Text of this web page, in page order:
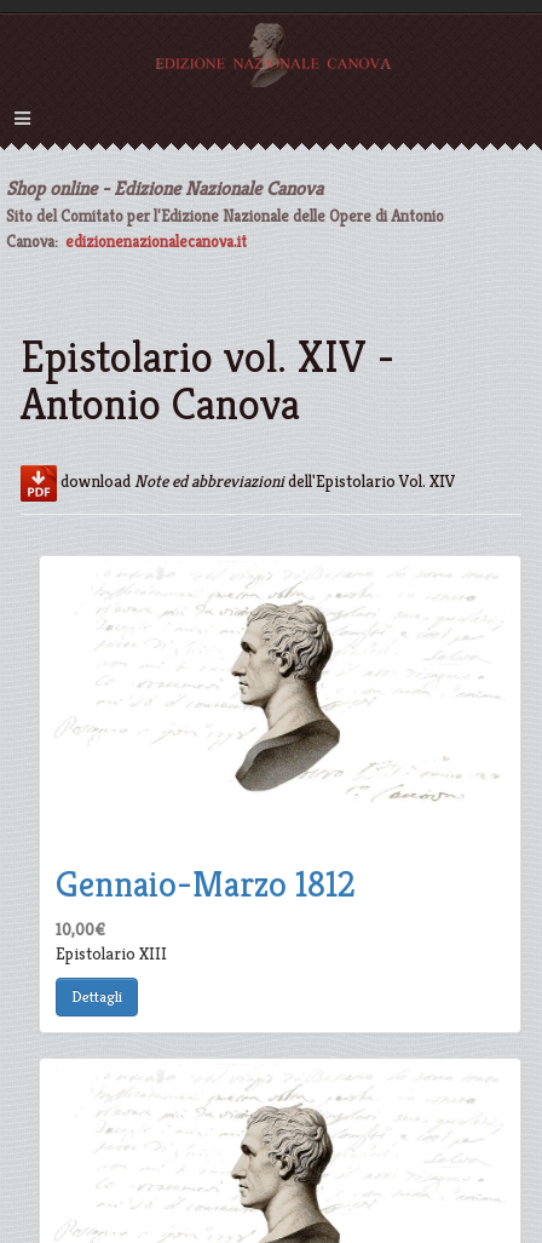
Shop online - Edizione Nazionale Canova
Sito del Comitato per l'Edizione Nazionale delle Opere di Antonio
Canova: edizionenazionalecanova.it
Epistolario vol. XIV -
Antonio Canova
downloadNote ed abbreviazionidell'Epistolario Vol. XIV
Gennaio-Marzo 1812
10,00€
Epistolario XIII
Dettagli